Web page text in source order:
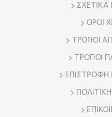
ΟΡΟΙ
ΤΡΟΠΟΙ
ΤΡΟΠΟΙ
ΕΠΙΣΤΡΟΦΗ
ΠΟΛΙΤΙΚΗ